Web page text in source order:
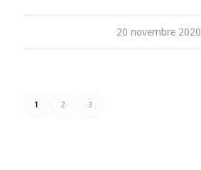
20 novembre 2020
1 2 3